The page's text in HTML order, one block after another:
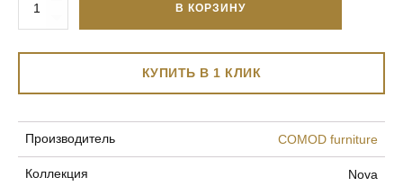
товара
NOVA
В КОРЗИНУ
КУПИТЬ В 1 КЛИК
Производитель COMOD furniture
Коллекция Nova